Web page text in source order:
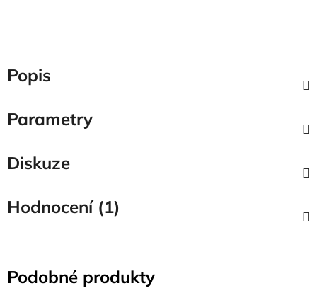
Popis
Parametry
Diskuze
Hodnocení (1)
Podobné produkty